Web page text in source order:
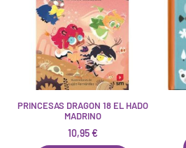
PRINCESAS DRAGON 18 EL HADO
MADRINO
10,95€